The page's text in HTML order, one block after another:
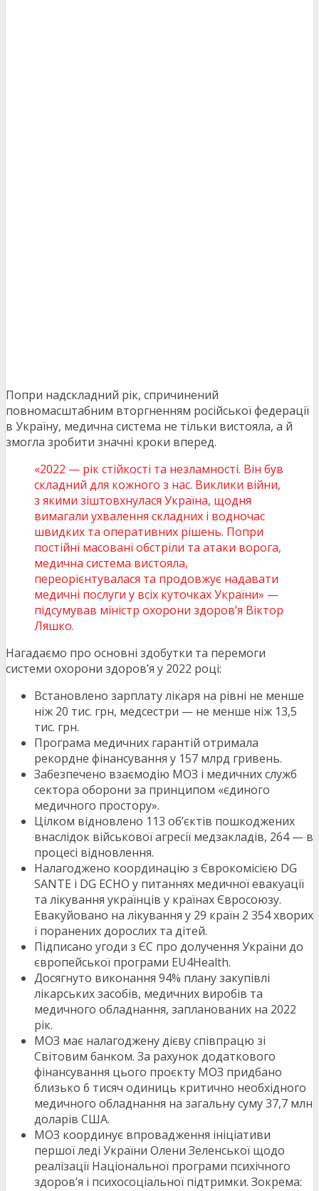
Попри надскладний рік, спричинений
повномасштабним вторгненням російської федерації
в Україну, медична система не тільки вистояла, а й
змогла зробити значні кроки вперед.
«2022 — рік стійкості та незламності. Він був
складний для кожного з нас. Виклики війни,
з якими зіштовхнулася Україна, щодня
вимагали ухвалення складних і водночас
швидких та оперативних рішень. Попри
постійні масовані обстріли та атаки ворога,
медична система вистояла,
переорієнтувалася та продовжує надавати
медичні послуги у всіх куточках України» —
підсумував міністр охорони здоров’я Віктор
Ляшко.
Нагадаємо про основні здобутки та перемоги
системи охорони здоров’я у 2022 році:
Встановлено зарплату лікаря на рівні не менше
ніж 20 тис. грн, медсестри — не менше ніж 13,5
тис. грн.
Програма медичних гарантій отримала
рекордне фінансування у 157 млрд гривень.
Забезпечено взаємодію МОЗ і медичних служб
сектора оборони за принципом «єдиного
медичного простору».
Цілком відновлено 113 об’єктів пошкоджених
внаслідок військової агресії медзакладів, 264 — в
процесі відновлення.
Налагоджено координацію з Єврокомісією DG
SANTE і DG ECHO у питаннях медичної евакуації
та лікування українців у країнах Євросоюзу.
Евакуйовано на лікування у 29 країн 2 354 хворих
і поранених дорослих та дітей.
Підписано угоди з ЄС про долучення України до
європейської програми EU4Health.
Досягнуто виконання 94% плану закупівлі
лікарських засобів, медичних виробів та
медичного обладнання, запланованих на 2022
рік.
МОЗ має налагоджену дієву співпрацю зі
Світовим банком. За рахунок додаткового
фінансування цього проєкту МОЗ придбано
близько 6 тисяч одиниць критично необхідного
медичного обладнання на загальну суму 37,7 млн
доларів США.
МОЗ координує впровадження ініціативи
першої леді України Олени Зеленської щодо
реалізації Національної програми психічного
здоров’я і психосоціальної підтримки. Зокрема: